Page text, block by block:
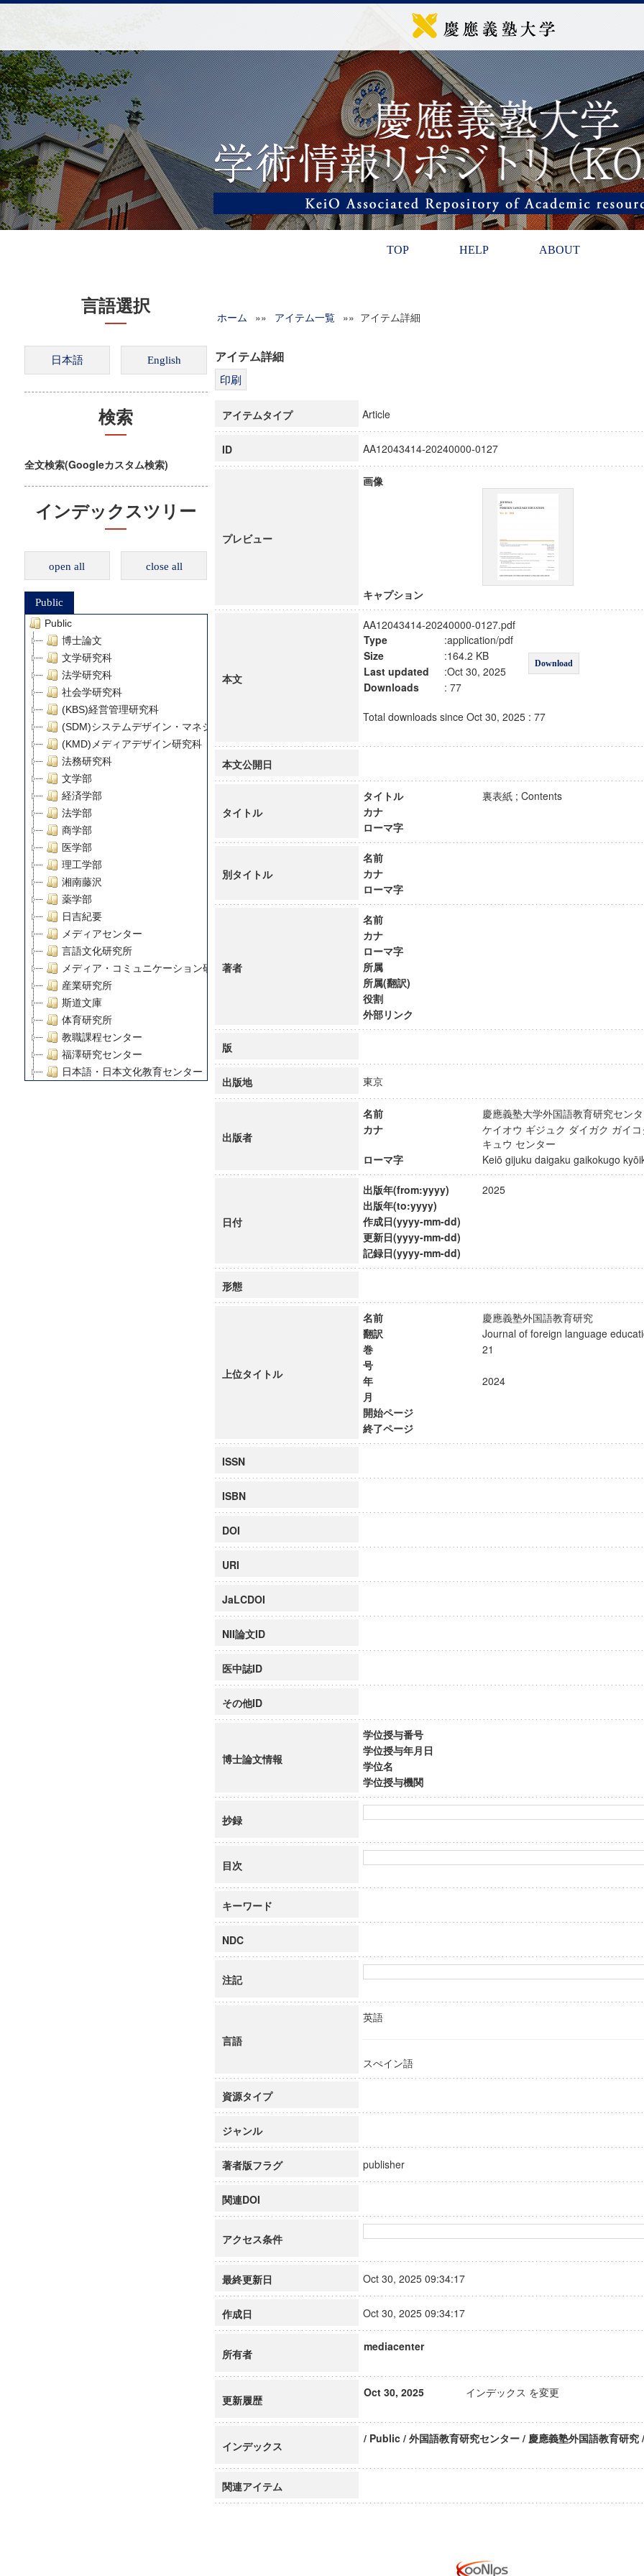
TOP HELP ABOUT
言語選択
検索
全文検索(Googleカスタム検索)
インデックスツリー
open all close all
Public
Public
博士論文
文学研究科
法学研究科
社会学研究科
(KBS)経営管理研究科
(SDM)システムデザイン・マネジメント研究科
(KMD)メディアデザイン研究科
法務研究科
文学部
経済学部
法学部
商学部
医学部
理工学部
湘南藤沢
薬学部
日吉紀要
メディアセンター
言語文化研究所
メディア・コミュニケーション研究所
産業研究所
斯道文庫
体育研究所
教職課程センター
福澤研究センター
日本語・日本文化教育センター
グローバルリサーチインスティテュート
慶應義塾大学グローバルCOEプログラム市民社会ガバナンス教育研究センター
慶應義塾大学グローバルCOEプログラム論理と感性の先端的教育研究拠点
博士課程教育リーディングプログラム「超成熟社会発展のサイエンス」
ホーム »» アイテム一覧 »» アイテム詳細
アイテム詳細
アイテムタイプ Article
ID AA12043414-20240000-0127
プレビュー
画像
キャプション
本文
AA12043414-20240000-0127.pdf
Type
:application/pdf
Download
Size
:164.2 KB
Last updated
:Oct 30, 2025
Downloads
: 77
Total downloads since Oct 30, 2025 : 77
本文公開日
タイトル
タイトル
裏表紙 ; Contents
カナ
ローマ字
別タイトル
名前
カナ
ローマ字
著者
名前
カナ
ローマ字
所属
所属(翻訳)
役割
外部リンク
版
出版地 東京
出版者
名前
慶應義塾大学外国語教育研究セン
カナ
ケイオウ ギジュク ダイガク ガイ
キュウ センター
ローマ字
Keiō gijuku daigaku gaikokugo
日付
出版年(from:yyyy)
2025
出版年(to:yyyy)
作成日(yyyy-mm-dd)
更新日(yyyy-mm-dd)
記録日(yyyy-mm-dd)
形態
上位タイトル
名前
慶應義塾外国語教育研究
翻訳
Journal of foreign language
巻
21
号
年
2024
月
開始ページ
終了ページ
ISSN
ISBN
DOI
URI
JaLCDOI
NII論文ID
医中誌ID
その他ID
博士論文情報
学位授与番号
学位授与年月日
学位名
学位授与機関
抄録
目次
キーワード
NDC
注記
言語
英語
スぺイン語
資源タイプ
ジャンル
著者版フラグ publisher
関連DOI
アクセス条件
最終更新日 Oct 30, 2025 09:34:17
作成日 Oct 30, 2025 09:34:17
所有者
mediacenter
更新履歴
Oct 30, 2025 インデックス を変更
インデックス
/ Public / 外国語教育研究センター / 慶應義塾外国語教育研究
関連アイテム